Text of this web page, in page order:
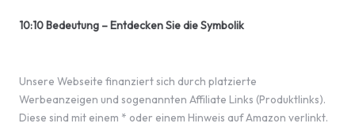
10:10 Bedeutung – Entdecken Sie die Symbolik
Unsere Webseite finanziert sich durch platzierte
Werbeanzeigen und sogenannten Affiliate Links (Produktlinks).
Diese sind mit einem * oder einem Hinweis auf Amazon verlinkt.